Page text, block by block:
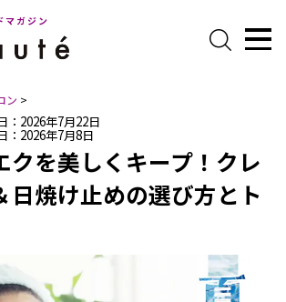
ガジン
ン >
：2026年7月22日
：2026年7月8日
クを美しくキープ！クレ
日焼け止めの選び方とト